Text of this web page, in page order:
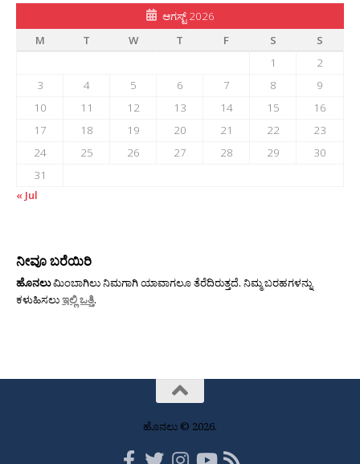
ಆಗಸ್ಟ್ 2026
M
T W T F S
S
1
2
3
4 5 6 7 8
9
10
11 12 13 14 15
16
17
18 19 20 21 22
23
24
25 26 27 28 29
30
31
« Jul
ನೀವೂ ಬರೆಯಿರಿ
ಹೊನಲುಮಿಂಬಾಗಿಲು ನಿಮಗಾಗಿ ಯಾವಾಗಲೂ ತೆರೆದಿರುತ್ತದೆ. ನಿಮ್ಮ ಬರಹಗಳನ್ನು
ಕಳುಹಿಸಲುಇಲ್ಲಿ ಒತ್ತಿ.
ಹೊನಲು © 2026.